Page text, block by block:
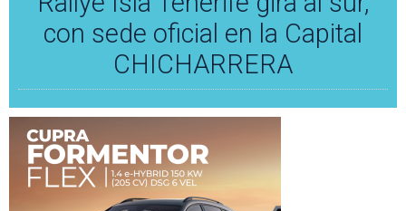
con sede oficial en la Capital
CHICHARRERA